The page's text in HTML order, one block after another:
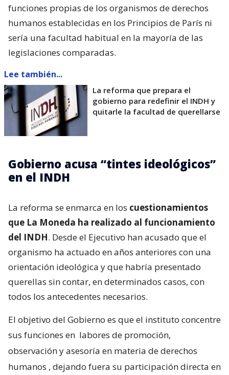
funciones propias de los organismos de derechos
humanos establecidas en los Principios de París ni
sería una facultad habitual en la mayoría de las
legislaciones comparadas.
Lee también...
La reforma que prepara el
gobierno para redefinir el INDH y
quitarle la facultad de querellarse
Gobierno acusa “tintes ideológicos”
en el INDH
La reforma se enmarca en los cuestionamientos
que La Moneda ha realizado al funcionamiento
del INDH. Desde el Ejecutivo han acusado que el
organismo ha actuado en años anteriores con una
orientación ideológica y que habría presentado
querellas sin contar, en determinados casos, con
todos los antecedentes necesarios.
El objetivo del Gobierno es que el instituto concentre
sus funciones en labores de promoción,
observación y asesoría en materia de derechos
humanos , dejando fuera su participación directa en